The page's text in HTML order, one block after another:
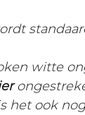
witte
het ook